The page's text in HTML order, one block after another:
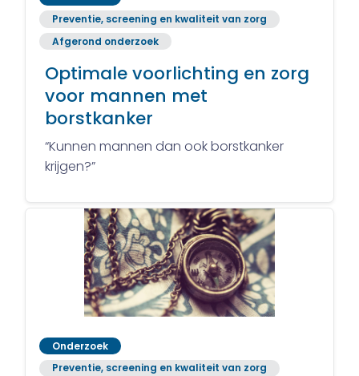
Preventie, screening en kwaliteit van zorg
Afgerond onderzoek
Optimale voorlichting en zorg
voor mannen met
borstkanker
“Kunnen mannen dan ook borstkanker
krijgen?”
Onderzoek
Preventie, screening en kwaliteit van zorg